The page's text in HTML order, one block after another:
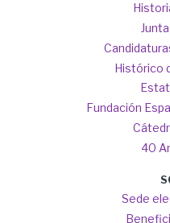
Histórico
Fundación
40
Sede